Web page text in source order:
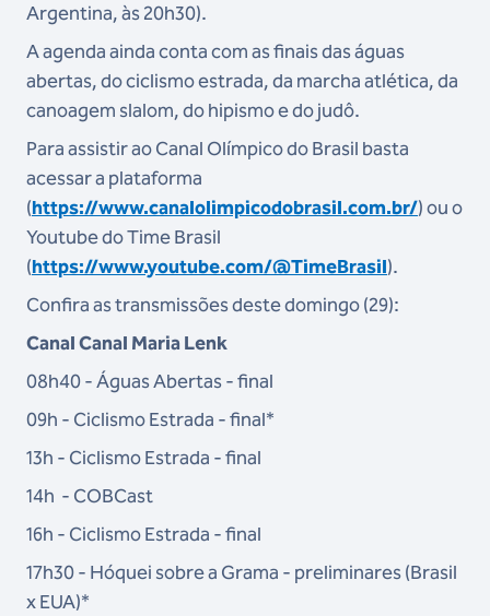
Argentina, às 20h30).
A agenda ainda conta com as finais das águas
abertas, do ciclismo estrada, da marcha atlética, da
canoagem slalom, do hipismo e do judô.
Para assistir ao Canal Olímpico do Brasil basta
acessar a plataforma
(https://www.canalolimpicodobrasil.com.br/) ou o
Youtube do Time Brasil
(https://www.youtube.com/@TimeBrasil).
Confira as transmissões deste domingo (29):
Canal Canal Maria Lenk
08h40 - Águas Abertas - final
09h - Ciclismo Estrada - final*
13h - Ciclismo Estrada - final
14h - COBCast
16h - Ciclismo Estrada - final
17h30 - Hóquei sobre a Grama - preliminares (Brasil
x EUA)*